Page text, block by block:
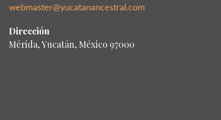
webmaster@yucatanancestral.com
Dirección
Mérida, Yucatán, México 97000